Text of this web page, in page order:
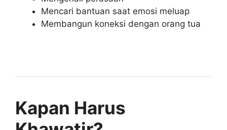
Mencari bantuan saat emosi meluap
Membangun koneksi dengan orang tua
Kapan Harus